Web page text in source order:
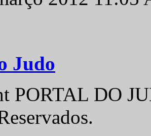
Judo
PORTAL DO